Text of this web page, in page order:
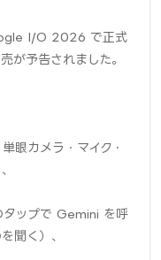
I/O 2026 で正式
が予告されました。
眼カメラ・マイク・
タップで Gemini を呼
聞く）、